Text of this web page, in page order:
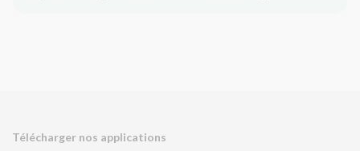
Télécharger nos applications